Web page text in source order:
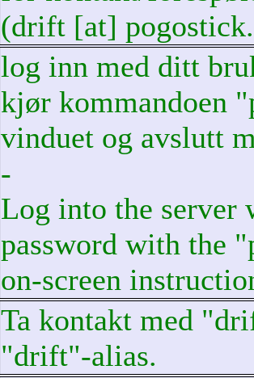
(drift [at]
log inn med ditt
kjør kommandoen
vinduet og avslutt
-
Log into the server
password with the
on-screen
Ta kontakt med
"drift"-alias.